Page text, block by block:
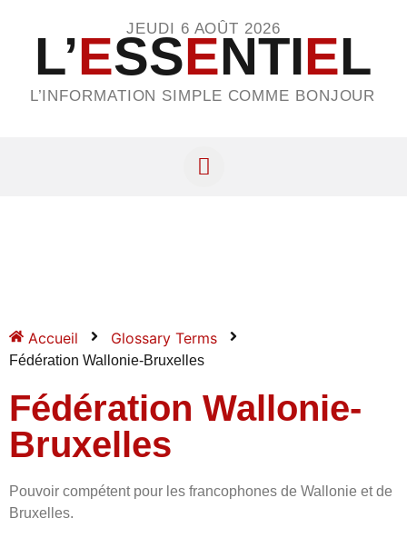
JEUDI 6 AOÛT 2026
L’ESSENTIEL
L’INFORMATION SIMPLE COMME BONJOUR
Accueil Glossary Terms
Fédération Wallonie-Bruxelles
Fédération Wallonie-
Bruxelles
Pouvoir compétent pour les francophones de Wallonie et de
Bruxelles.